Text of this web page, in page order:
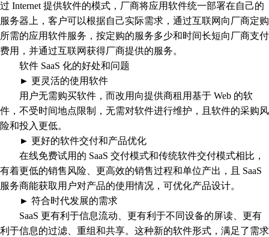
过 Internet 提供软件的模式，厂商将应用软件统一部署在自己的
服务器上，客户可以根据自己实际需求，通过互联网向厂商定购
所需的应用软件服务，按定购的服务多少和时间长短向厂商支付
费用，并通过互联网获得厂商提供的服务。
软件 SaaS 化的好处和问题
► 更灵活的使用软件
用户无需购买软件，而改用向提供商租用基于 Web 的软
件，不受时间地点限制，无需对软件进行维护，且软件的采购风
险和投入更低。
► 更好的软件交付和产品优化
在线免费试用的 SaaS 交付模式和传统软件交付模式相比，
有着更低的销售风险、更高效的销售过程和单位产出，且 SaaS
服务商能获取用户对产品的使用情况，可优化产品设计。
► 符合时代发展的需求
SaaS 更有利于信息流动、更有利于不同设备的屏读、更有
利于信息的过滤、重组和共享。这种新的软件形式，满足了需求